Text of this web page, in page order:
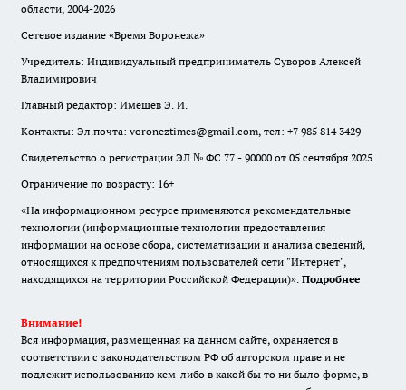
области, 2004-2026
Сетевое издание «Время Воронежа»
Учредитель: Индивидуальный предприниматель Суворов Алексей
Владимирович
Главный редактор: Имешев Э. И.
Контакты: Эл.почта: voroneztimes@gmail.com, тел: +7 985 814 3429
Свидетельство о регистрации ЭЛ № ФС 77 - 90000 от 05 сентября 2025
Ограничение по возрасту: 16+
«На информационном ресурсе применяются рекомендательные
технологии (информационные технологии предоставления
информации на основе сбора, систематизации и анализа сведений,
относящихся к предпочтениям пользователей сети "Интернет",
находящихся на территории Российской Федерации)». Подробнее
Внимание!
Вся информация, размещенная на данном сайте, охраняется в
соответствии с законодательством РФ об авторском праве и не
подлежит использованию кем-либо в какой бы то ни было форме, в